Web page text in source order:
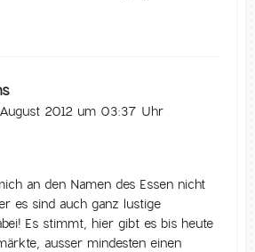
2012 um 03:37 Uhr
an den Namen des Essen nicht
es sind auch ganz lustige
Es stimmt, hier gibt es bis heute
ausser mindesten einen